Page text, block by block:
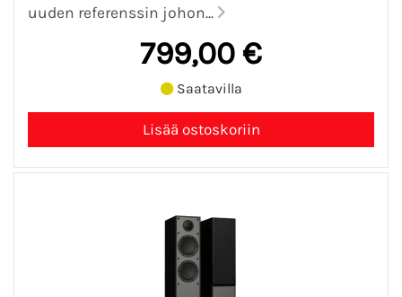
uuden referenssin johon...
799,00 €
Saatavilla